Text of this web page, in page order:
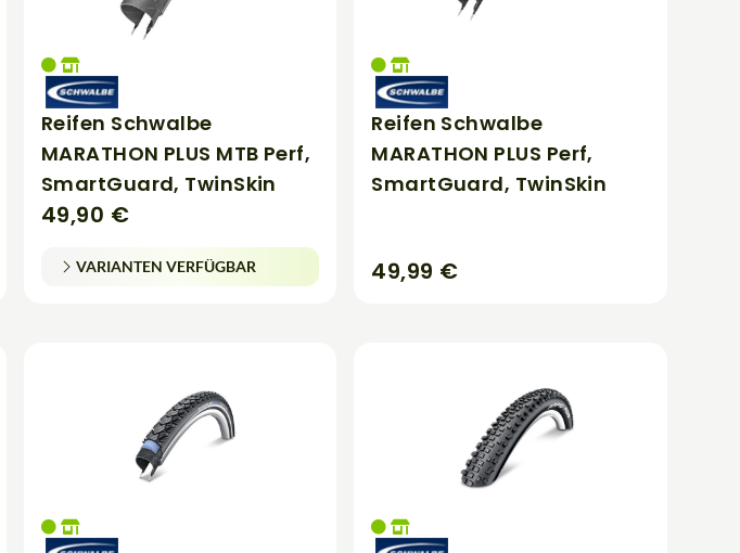
Reifen Schwalbe
MARATHON PLUS MTB Perf,
SmartGuard, TwinSkin
49,90 €
VARIANTEN VERFÜGBAR
Reifen Schwalbe
MARATHON PLUS Perf,
SmartGuard, TwinSkin
49,99 €